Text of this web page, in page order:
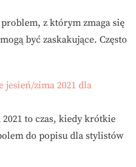
z którym zmaga się
być zaskakujące. Często
zima 2021 dla
2021 to czas, kiedy krótkie
do popisu dla stylistów